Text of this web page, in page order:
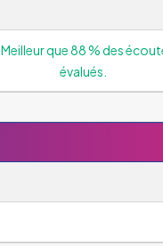
Meilleur que 88 % des
évalués.